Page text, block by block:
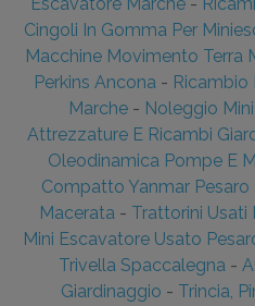
Cingoli In Gomma Per
Macchine Movimento Terra
Perkins Ancona- Ricambio
Marche - Noleggio
Attrezzature E Ricambi
Oleodinamica Pompe E
Compatto Yanmar Pesaro
Macerata - Trattorini Usati
Mini Escavatore Usato
Trivella Spaccalegna -
Giardinaggio - Trincia,